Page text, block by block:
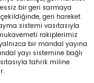
bir geri sarmaya
geri hareket
sistemi vasıtasıyla
rakiplerimiz
bir mandal yayına
yayı sistemine bağlı
tahrik miline